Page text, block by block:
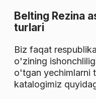
Belting Rezina
turlari
Biz faqat
o'zining
o'tgan yechimlarni
katalogimiz